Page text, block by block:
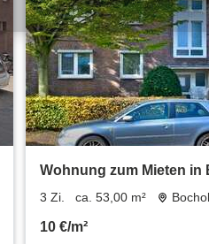
Wohnung zum Mieten in
3 Zi. ca. 53,00 m²
10 €/m²